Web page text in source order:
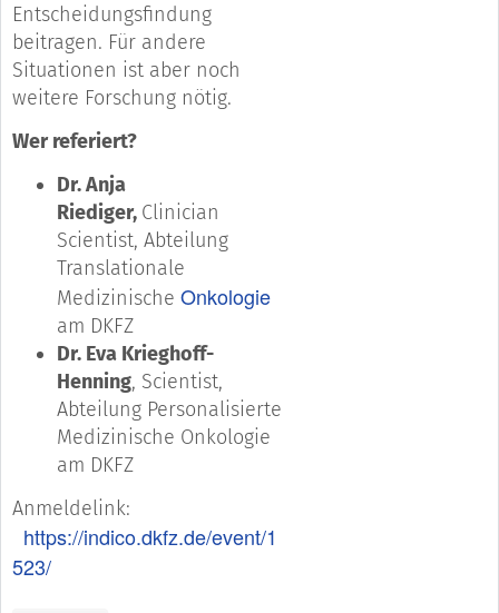
Entscheidungsfindung
beitragen. Für andere
Situationen ist aber noch
weitere Forschung nötig.
Wer referiert?
Dr. Anja
Riediger, Clinician
Scientist, Abteilung
Translationale
Medizinische Onkologie
am DKFZ
Dr. Eva Krieghoff-
Henning, Scientist,
Abteilung Personalisierte
Medizinische Onkologie
am DKFZ
Anmeldelink:
https://indico.dkfz.de/event/1
523/